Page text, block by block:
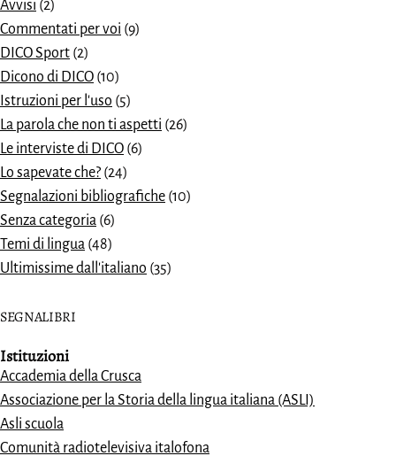
Avvisi (2)
Commentati per voi (9)
DICO Sport (2)
Dicono di DICO (10)
Istruzioni per l'uso (5)
La parola che non ti aspetti (26)
Le interviste di DICO (6)
Lo sapevate che? (24)
Segnalazioni bibliografiche (10)
Senza categoria (6)
Temi di lingua (48)
Ultimissime dall'italiano (35)
SEGNALIBRI
Istituzioni
Accademia della Crusca
Associazione per la Storia della lingua italiana (ASLI)
Asli scuola
Comunità radiotelevisiva italofona